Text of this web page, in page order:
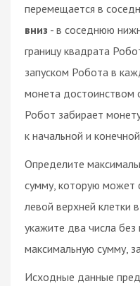
перемещается в
вниз - в соседнюю
границу квадрата
запуском Робота в
монета достоинством
Робот забирает
к начальной и
Определите
сумму, которую может
левой верхней клетки
укажите два числа без
максимальную сумму,
Исходные данные